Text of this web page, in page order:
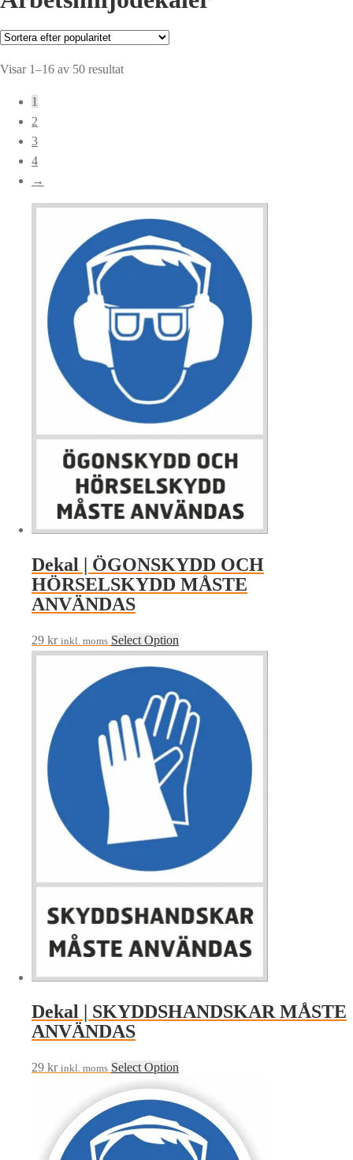
Visar 1–16 av 50 resultatSortera
1
2
3
4
→
Dekal | ÖGONSKYDD OCH
HÖRSELSKYDD MÅSTE
ANVÄNDAS
29 kr inkl. moms Select Option
Dekal | SKYDDSHANDSKAR MÅSTE
ANVÄNDAS
29 kr inkl. moms Select Option